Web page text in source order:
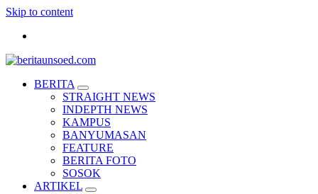
Skip to content
Pemandu Wawasan Almamater
BERITA
STRAIGHT NEWS
INDEPTH NEWS
KAMPUS
BANYUMASAN
FEATURE
BERITA FOTO
SOSOK
ARTIKEL